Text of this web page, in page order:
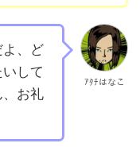
、ど
して
お礼
ｱﾀﾁはなこ